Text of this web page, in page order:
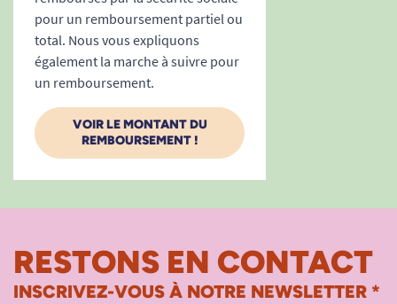
pour un remboursement partiel ou
total. Nous vous expliquons
également la marche à suivre pour
un remboursement.
VOIR LE MONTANT DU
REMBOURSEMENT !
RESTONS EN CONTACT
INSCRIVEZ-VOUS À NOTRE NEWSLETTER *